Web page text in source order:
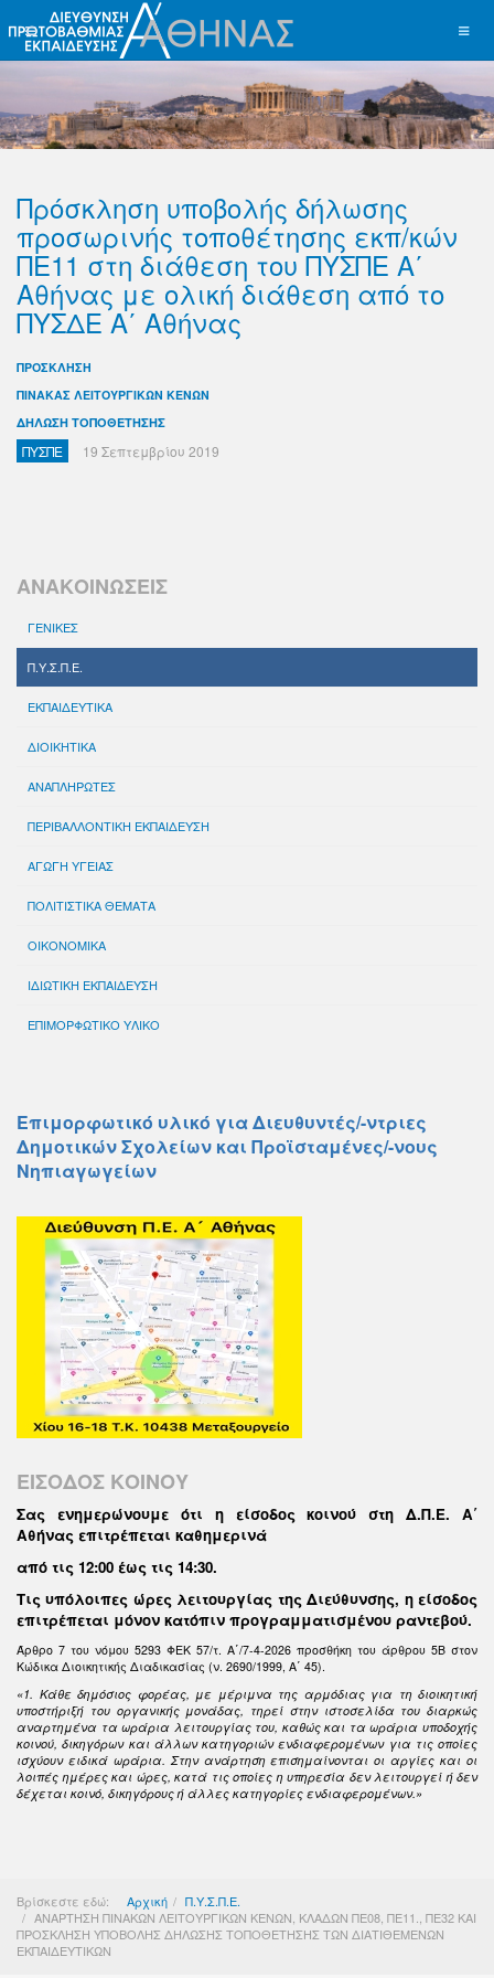
Πρόσκληση υποβολής δήλωσης
προσωρινής τοποθέτησης εκπ/κών
ΠΕ11 στη διάθεση του ΠΥΣΠΕ Α΄
Αθήνας με ολική διάθεση από το
ΠΥΣΔΕ Α΄ Αθήνας
ΠΡΟΣΚΛΗΣΗ
ΠΙΝΑΚΑΣ ΛΕΙΤΟΥΡΓΙΚΩΝ ΚΕΝΩΝ
ΔΗΛΩΣΗ ΤΟΠΟΘΕΤΗΣΗΣ
ΠΥΣΠΕ 19 Σεπτεμβρίου 2019
ΑΝΑΚΟΙΝΩΣΕΙΣ
ΓΕΝΙΚΕΣ
Π.Υ.Σ.Π.Ε.
ΕΚΠΑΙΔΕΥΤΙΚΑ
ΔΙΟΙΚΗΤΙΚΑ
ΑΝΑΠΛΗΡΩΤΕΣ
ΠΕΡΙΒΑΛΛΟΝΤΙΚΗ ΕΚΠΑΙΔΕΥΣΗ
ΑΓΩΓΗ ΥΓΕΙΑΣ
ΠΟΛΙΤΙΣΤΙΚΑ ΘΕΜΑΤΑ
ΟΙΚΟΝΟΜΙΚΑ
ΙΔΙΩΤΙΚΗ ΕΚΠΑΙΔΕΥΣΗ
ΕΠΙΜΟΡΦΩΤΙΚΟ ΥΛΙΚΟ
Επιμορφωτικό υλικό για Διευθυντές/-ντριες
Δημοτικών Σχολείων και Προϊσταμένες/-νους
Νηπιαγωγείων
ΕΙΣΟΔΟΣ ΚΟΙΝΟΥ
Σας ενημερώνουμε ότι η είσοδος κοινού στη Δ.Π.Ε. Α΄
Αθήνας επιτρέπεται καθημερινά
από τις 12:00 έως τις 14:30.
Τις υπόλοιπες ώρες λειτουργίας της Διεύθυνσης, η είσοδος
επιτρέπεται μόνον κατόπιν προγραμματισμένου ραντεβού.
Άρθρο 7 του νόμου 5293 ΦΕΚ 57/τ. Α΄/7-4-2026 προσθήκη του άρθρου 5Β στον
Κώδικα Διοικητικής Διαδικασίας (ν. 2690/1999, Α΄ 45).
«1. Κάθε δημόσιος φορέας, με μέριμνα της αρμόδιας για τη διοικητική
υποστήριξή του οργανικής μονάδας, τηρεί στην ιστοσελίδα του διαρκώς
αναρτημένα τα ωράρια λειτουργίας του, καθώς και τα ωράρια υποδοχής
κοινού, δικηγόρων και άλλων κατηγοριών ενδιαφερομένων για τις οποίες
ισχύουν ειδικά ωράρια. Στην ανάρτηση επισημαίνονται οι αργίες και οι
λοιπές ημέρες και ώρες, κατά τις οποίες η υπηρεσία δεν λειτουργεί ή δεν
δέχεται κοινό, δικηγόρους ή άλλες κατηγορίες ενδιαφερομένων.»
Βρίσκεστε εδώ: Αρχική
Π.Υ.Σ.Π.Ε.
ΑΝΑΡΤΗΣΗ ΠΙΝΑΚΩΝ ΛΕΙΤΟΥΡΓΙΚΩΝ ΚΕΝΩΝ, ΚΛΑΔΩΝ ΠΕ08, ΠΕ11., ΠΕ32 ΚΑΙ
ΠΡΟΣΚΛΗΣΗ ΥΠΟΒΟΛΗΣ ΔΗΛΩΣΗΣ ΤΟΠΟΘΕΤΗΣΗΣ ΤΩΝ ΔΙΑΤΙΘΕΜΕΝΩΝ
ΕΚΠΑΙΔΕΥΤΙΚΩΝ